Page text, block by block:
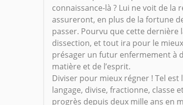
connaissance-là ? Lui ne voit de
assureront, en plus de la fortune
passer. Pourvu que cette dernière
dissection, et tout ira pour le
présager un futur enfermement à
matière et de l’esprit.
Diviser pour mieux régner ! Tel
langage, divise, fractionne, classe
progrès depuis deux mille ans en